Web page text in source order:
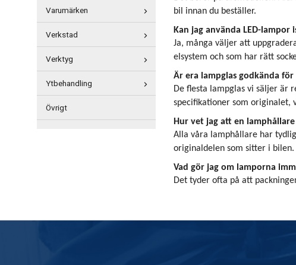
Varumärken
Verkstad
Verktyg
Ytbehandling
Övrigt
bil innan du beställer.
Kan jag använda LED-
Ja, många väljer att
elsystem och som har rätt
Är era lampglas godkända
De flesta lampglas vi säljer är
specifikationer som originalet,
Hur vet jag att en
Alla våra lamphållare har
originaldelen som sitter i bilen.
Vad gör jag om lamporna
Det tyder ofta på att